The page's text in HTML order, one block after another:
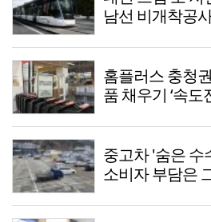
남선 비개착공
홈플러스 충청
품 채우기 ‘속도
중고차 '숨은
소비자 부담은